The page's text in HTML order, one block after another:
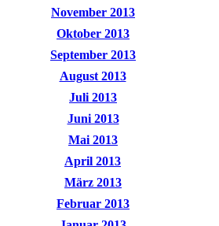
November 2013
Oktober 2013
September 2013
August 2013
Juli 2013
Juni 2013
Mai 2013
April 2013
März 2013
Februar 2013